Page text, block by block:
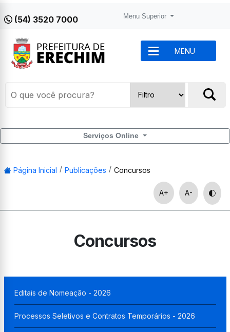
(54) 3520 7000 Menu Superior
MENU
Serviços Online
Página Inicial Publicações Concursos
A+ A-
Concursos
Editais de Nomeação - 2026
Processos Seletivos e Contratos Temporários - 2026